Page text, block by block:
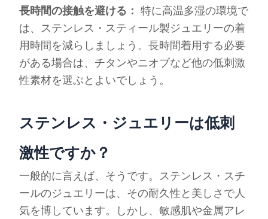
長時間の接触を避ける： 特に高温多湿の環境で
は、ステンレス・スティール製ジュエリーの着
用時間を減らしましょう。長時間着用する必要
がある場合は、チタンやニオブなど他の低刺激
性素材を選ぶとよいでしょう。
ステンレス・ジュエリーは低刺
激性ですか？
一般的に言えば、そうです。ステンレス・スチ
ールのジュエリーは、その耐久性と美しさで人
気を博しています。しかし、敏感肌や金属アレ